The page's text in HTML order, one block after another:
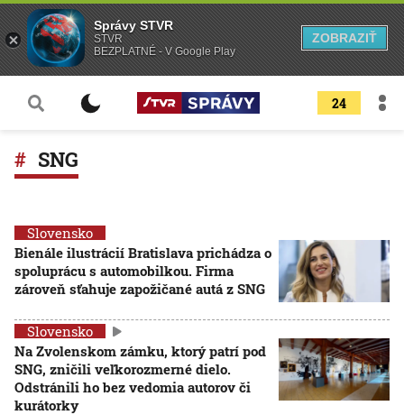
24
SNG
Slovensko
Bienále ilustrácií Bratislava prichádza o
spoluprácu s automobilkou. Firma
zároveň sťahuje zapožičané autá z SNG
Slovensko
Na Zvolenskom zámku, ktorý patrí pod
SNG, zničili veľkorozmerné dielo.
Odstránili ho bez vedomia autorov či
kurátorky
Správy STVR
STVR
BEZPLATNÉ - V Google Play
ZOBRAZIŤ